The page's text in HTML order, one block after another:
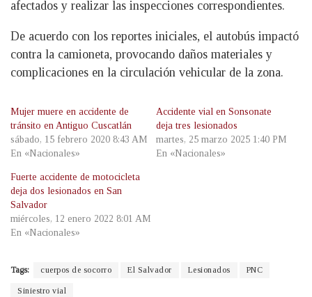
afectados y realizar las inspecciones correspondientes.
De acuerdo con los reportes iniciales, el autobús impactó
contra la camioneta, provocando daños materiales y
complicaciones en la circulación vehicular de la zona.
Mujer muere en accidente de
tránsito en Antiguo Cuscatlán
sábado, 15 febrero 2020 8:43 AM
En «Nacionales»
Accidente vial en Sonsonate
deja tres lesionados
martes, 25 marzo 2025 1:40 PM
En «Nacionales»
Fuerte accidente de motocicleta
deja dos lesionados en San
Salvador
miércoles, 12 enero 2022 8:01 AM
En «Nacionales»
Tags: cuerpos de socorro El Salvador Lesionados PNC
Siniestro vial